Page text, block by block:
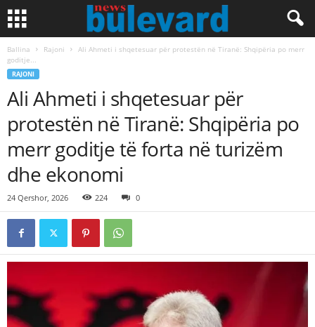
Ballina Rajoni
Ali Ahmeti i shqetesuar për protestën në Tiranë: Shqipëria po merr
goditje...
RAJONI
Ali Ahmeti i shqetesuar për
protestën në Tiranë: Shqipëria po
merr goditje të forta në turizëm
dhe ekonomi
24 Qershor, 2026 224 0